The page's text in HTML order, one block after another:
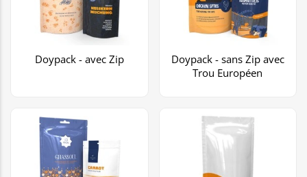
Doypack - avec Zip
Doypack - sans Zip avec
Trou Européen